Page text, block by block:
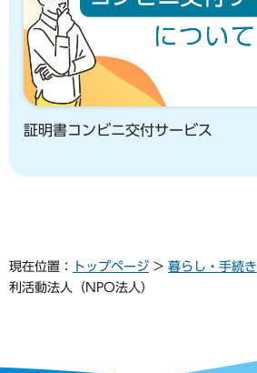
証明書コンビニ交付サービス
現在位置： トップページ > 暮らし・手続き
利活動法人（NPO法人）